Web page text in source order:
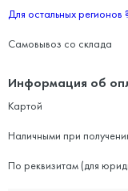
Для остальных регионов ?
Самовывоз со склада
Информация об
Картой
Наличными при
По реквизитам (для